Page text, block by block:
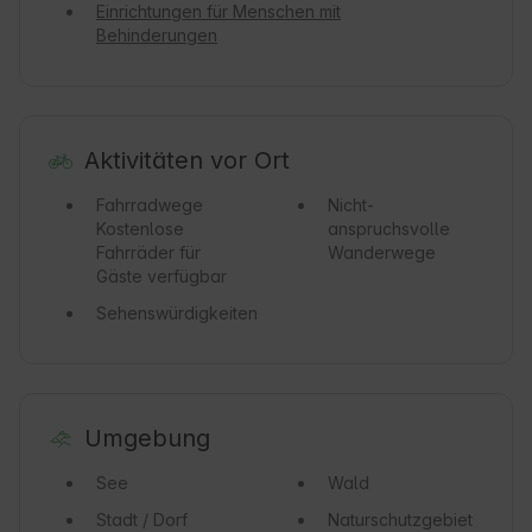
Einrichtungen für Menschen mit
Behinderungen
Aktivitäten vor Ort
Fahrradwege
Kostenlose
Fahrräder für
Gäste verfügbar
Nicht-
anspruchsvolle
Wanderwege
Sehenswürdigkeiten
Umgebung
See
Wald
Stadt / Dorf
Naturschutzgebiet